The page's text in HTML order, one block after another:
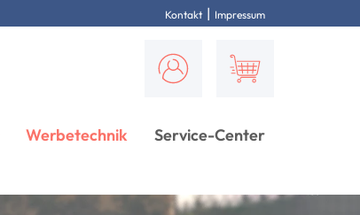
Kontakt | Impressum
Werbetechnik Service-Center